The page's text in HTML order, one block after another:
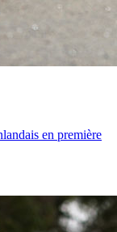
en première